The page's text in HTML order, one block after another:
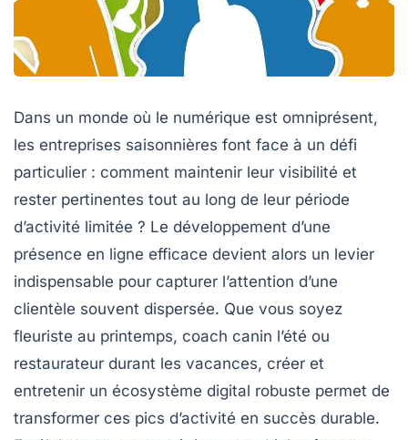
Dans un monde où le numérique est omniprésent,
les entreprises saisonnières font face à un défi
particulier : comment maintenir leur visibilité et
rester pertinentes tout au long de leur période
d’activité limitée ? Le développement d’une
présence en ligne efficace devient alors un levier
indispensable pour capturer l’attention d’une
clientèle souvent dispersée. Que vous soyez
fleuriste au printemps, coach canin l’été ou
restaurateur durant les vacances, créer et
entretenir un écosystème digital robuste permet de
transformer ces pics d’activité en succès durable.